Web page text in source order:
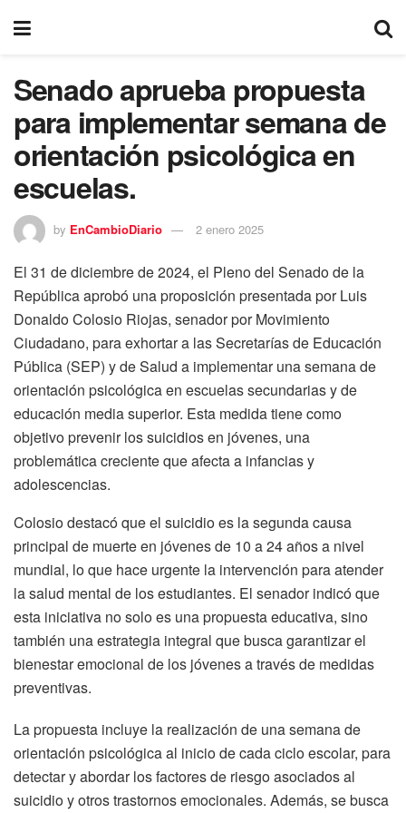
Senado aprueba propuesta
para implementar semana de
orientación psicológica en
escuelas.
by EnCambioDiario 2 enero 2025
El 31 de diciembre de 2024, el Pleno del Senado de la
República aprobó una proposición presentada por Luis
Donaldo Colosio Riojas, senador por Movimiento
Ciudadano, para exhortar a las Secretarías de Educación
Pública (SEP) y de Salud a implementar una semana de
orientación psicológica en escuelas secundarias y de
educación media superior. Esta medida tiene como
objetivo prevenir los suicidios en jóvenes, una
problemática creciente que afecta a infancias y
adolescencias.
Colosio destacó que el suicidio es la segunda causa
principal de muerte en jóvenes de 10 a 24 años a nivel
mundial, lo que hace urgente la intervención para atender
la salud mental de los estudiantes. El senador indicó que
esta iniciativa no solo es una propuesta educativa, sino
también una estrategia integral que busca garantizar el
bienestar emocional de los jóvenes a través de medidas
preventivas.
La propuesta incluye la realización de una semana de
orientación psicológica al inicio de cada ciclo escolar, para
detectar y abordar los factores de riesgo asociados al
suicidio y otros trastornos emocionales. Además, se busca